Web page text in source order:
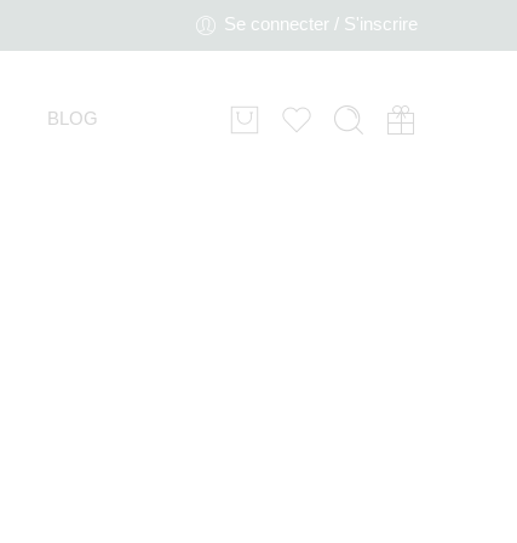
Se connecter / S'inscrire
BLOG